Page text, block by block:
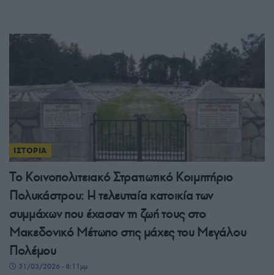
ΙΣΤΟΡΙΑ
Το Κοινοπολιτειακό Στρατιωτικό Κοιμητήριο
Πολυκάστρου: Η τελευταία κατοικία των
συμμάχων που έχασαν τη ζωή τους στο
Μακεδονικό Μέτωπο στις μάχες του Μεγάλου
Πολέμου
31/03/2026 - 8:11μμ